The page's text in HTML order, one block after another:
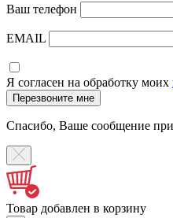
Ваш телефон
EMAIL
Я согласен на обработку моих
Спасибо, Ваше сообщение
Товар добавлен в корзину